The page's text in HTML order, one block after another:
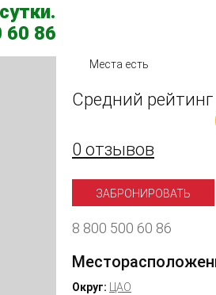
60 86
Места есть
Средний рейтинг
0 отзывов
ЗАБРОНИРОВАТЬ
8 800 500 60 86
Округ:
ЦАО